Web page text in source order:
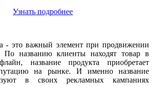
Узнать подробнее
- это важный элемент при продвижении
По названию клиенты находят товар в
название продукта приобретает
на рынке. И именно название
в своих рекламных кампаниях